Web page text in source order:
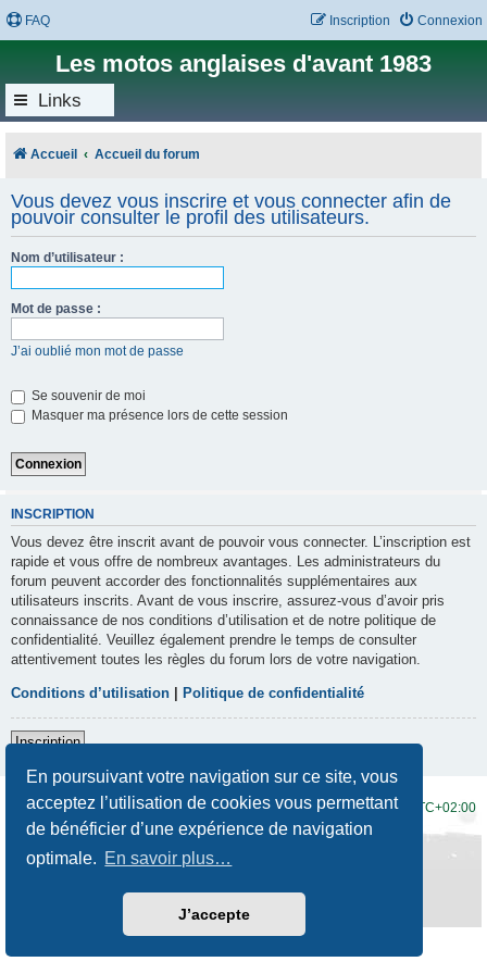
En poursuivant votre navigation sur ce site, vous
acceptez l’utilisation de cookies vous permettant
de bénéficier d’une expérience de navigation
optimale. En savoir plus…
J’accepte
FAQ Connexion
Inscription
Les motos anglaises d'avant 1983
Links
Accueil Accueil du forum
Vous devez vous inscrire et vous connecter afin de
pouvoir consulter le profil des utilisateurs.
Nom d’utilisateur :
Mot de passe :
J’ai oublié mon mot de passe
Se souvenir de moi
Masquer ma présence lors de cette session
INSCRIPTION
Vous devez être inscrit avant de pouvoir vous connecter. L’inscription est
rapide et vous offre de nombreux avantages. Les administrateurs du
forum peuvent accorder des fonctionnalités supplémentaires aux
utilisateurs inscrits. Avant de vous inscrire, assurez-vous d’avoir pris
connaissance de nos conditions d’utilisation et de notre politique de
confidentialité. Veuillez également prendre le temps de consulter
attentivement toutes les règles du forum lors de votre navigation.
Conditions d’utilisation Politique de confidentialité
Inscription
Accueil du forum Fuseau horaire sur UTC+02:00
Traduction française officielle
Confidentialité